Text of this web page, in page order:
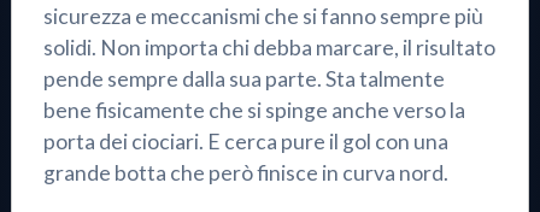
sicurezza e meccanismi che si fanno sempre più
solidi. Non importa chi debba marcare, il risultato
pende sempre dalla sua parte. Sta talmente
bene fisicamente che si spinge anche verso la
porta dei ciociari. E cerca pure il gol con una
grande botta che però finisce in curva nord.